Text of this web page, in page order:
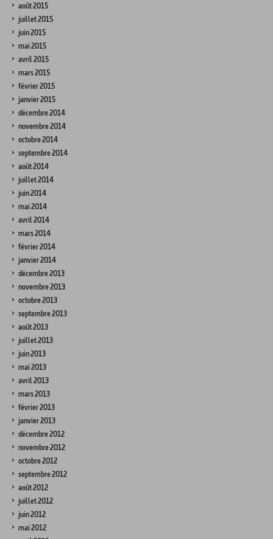
août 2015
juillet 2015
juin 2015
mai 2015
avril 2015
mars 2015
février 2015
janvier 2015
décembre 2014
novembre 2014
octobre 2014
septembre 2014
août 2014
juillet 2014
juin 2014
mai 2014
avril 2014
mars 2014
février 2014
janvier 2014
décembre 2013
novembre 2013
octobre 2013
septembre 2013
août 2013
juillet 2013
juin 2013
mai 2013
avril 2013
mars 2013
février 2013
janvier 2013
décembre 2012
novembre 2012
octobre 2012
septembre 2012
août 2012
juillet 2012
juin 2012
mai 2012